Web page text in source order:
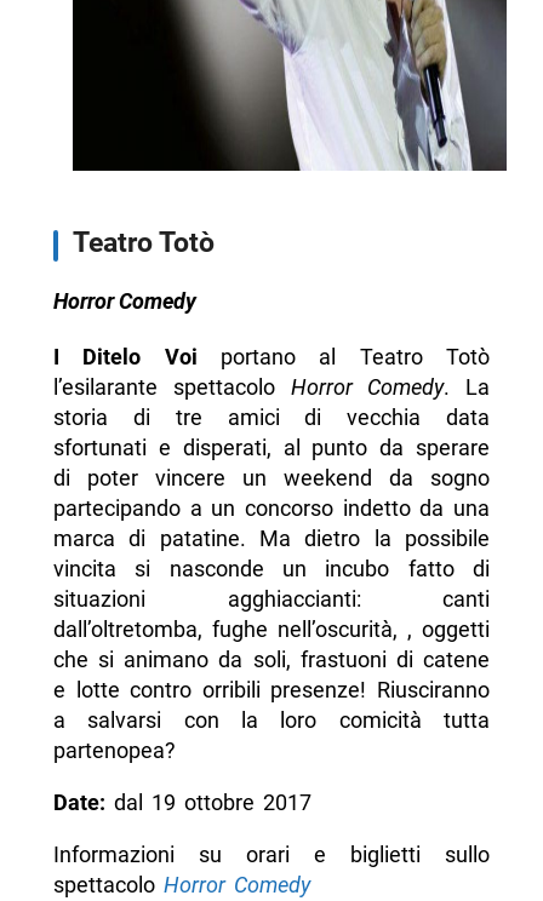
Teatro Totò
Horror Comedy
I Ditelo Voi portano al Teatro Totò
l’esilarante spettacolo Horror Comedy. La
storia di tre amici di vecchia data
sfortunati e disperati, al punto da sperare
di poter vincere un weekend da sogno
partecipando a un concorso indetto da una
marca di patatine. Ma dietro la possibile
vincita si nasconde un incubo fatto di
situazioni agghiaccianti: canti
dall’oltretomba, fughe nell’oscurità, , oggetti
che si animano da soli, frastuoni di catene
e lotte contro orribili presenze! Riusciranno
a salvarsi con la loro comicità tutta
partenopea?
Date: dal 19 ottobre 2017
Informazioni su orari e biglietti sullo
spettacolo Horror Comedy